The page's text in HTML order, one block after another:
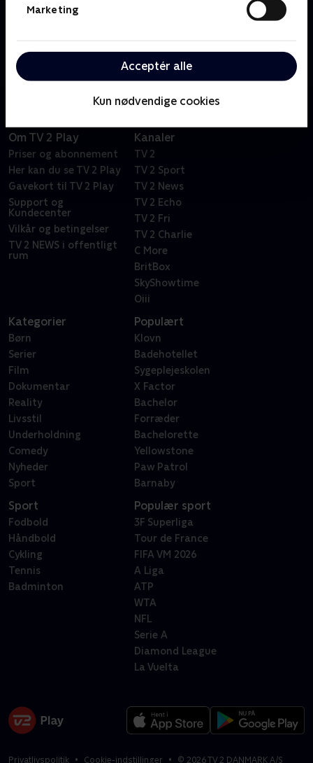
Marketing
Acceptér alle
Kun nødvendige cookies
Om Bäckström
romaner om den kontroversielle og selvglade
efterforsker Evert Bäckström (Kjell Bergqvist).
Om TV 2 Play
Priser og abonnement
Her kan du se TV 2 Play
Gavekort til TV 2 Play
Support og
Kundecenter
Vilkår og betingelser
TV 2 NEWS i offentligt
rum
Kanaler
TV 2
TV 2 Sport
TV 2 News
TV 2 Echo
TV 2 Fri
TV 2 Charlie
C More
BritBox
SkyShowtime
Oiii
Kategorier
Børn
Serier
Film
Dokumentar
Reality
Livsstil
Underholdning
Comedy
Nyheder
Sport
Populært
Klovn
Badehotellet
Sygeplejeskolen
X Factor
Bachelor
Forræder
Bachelorette
Yellowstone
Paw Patrol
Barnaby
Sport
Fodbold
Håndbold
Cykling
Tennis
Badminton
Populær sport
3F Superliga
Tour de France
FIFA VM 2026
A Liga
ATP
WTA
NFL
Serie A
Diamond League
La Vuelta
Privatlivspolitik Cookie-indstillinger © 2026TV 2 DANMARK A/S